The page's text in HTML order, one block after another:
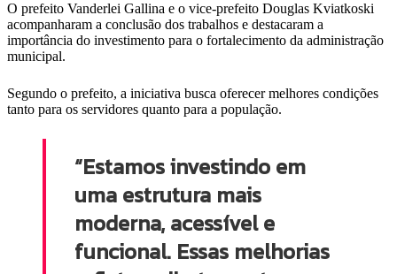
O prefeito Vanderlei Gallina e o vice-prefeito Douglas Kviatkoski
acompanharam a conclusão dos trabalhos e destacaram a
importância do investimento para o fortalecimento da administração
municipal.
Segundo o prefeito, a iniciativa busca oferecer melhores condições
tanto para os servidores quanto para a população.
“Estamos investindo em
uma estrutura mais
moderna, acessível e
funcional. Essas melhorias